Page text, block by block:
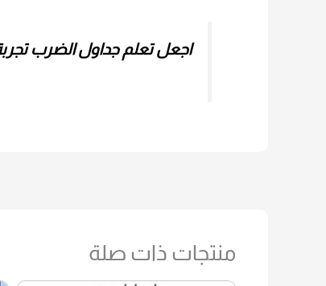
اجعل تعلم جداول الضرب
منتجات ذات صلة